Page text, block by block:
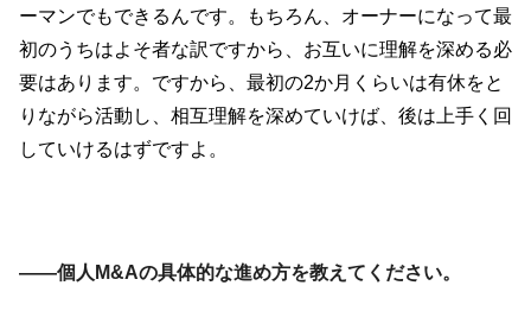
ーマンでもできるんです。もちろん、オーナーになって最
初のうちはよそ者な訳ですから、お互いに理解を深める必
要はあります。ですから、最初の2か月くらいは有休をと
りながら活動し、相互理解を深めていけば、後は上手く回
していけるはずですよ。
――個人M&Aの具体的な進め方を教えてください。